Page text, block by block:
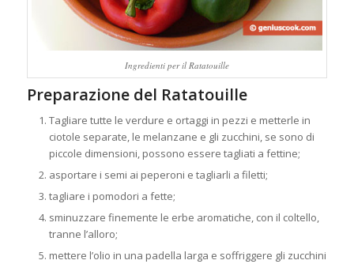
Ingredienti per il Ratatouille
Preparazione del Ratatouille
Tagliare tutte le verdure e ortaggi in pezzi e metterle in
ciotole separate, le melanzane e gli zucchini, se sono di
piccole dimensioni, possono essere tagliati a fettine;
asportare i semi ai peperoni e tagliarli a filetti;
tagliare i pomodori a fette;
sminuzzare finemente le erbe aromatiche, con il coltello,
tranne l’alloro;
mettere l’olio in una padella larga e soffriggere gli zucchini